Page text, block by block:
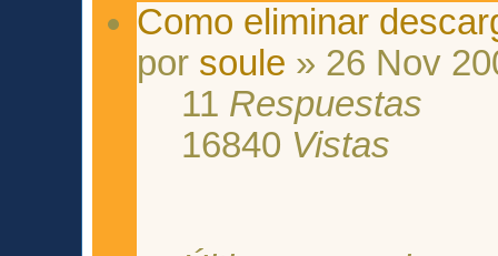
Como eliminar
por soule » 26 Nov
11 Respuestas
16840 Vistas